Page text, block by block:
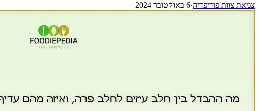
צמאת צוות פודיפדיה·6 באוקטובר 2024